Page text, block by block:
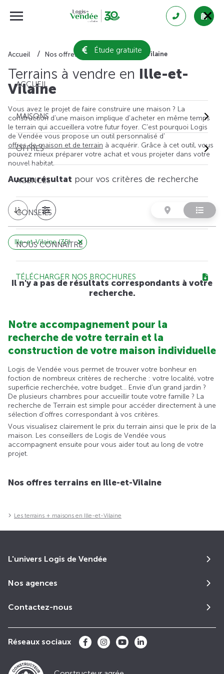
Étude gratuite
ACCUEIL
MAISONS
OFFRES
AGENCES
CONSEILS
NOUS CONNAÎTRE
TÉLÉCHARGER NOS BROCHURES
Accueil Nos offres de terrain Ille-et-Vilaine
Terrains à vendre en Ille-et-
Vilaine
Vous avez le projet de faire construire une maison ? La
construction d'une maison implique d'acheter en même temps
le terrain qui accueillera votre futur foyer. C'est pourquoi Logis
de Vendée vous propose un outil personnalisé d'
offres de maison et de terrain à acquérir. Grâce à cet outil, vous
pouvez mieux préparer votre achat et vous projeter dans votre
nouvel habitat.
Aucun résultat pour vos critères de recherche
Ille-et-Vilaine (35)
Il n'y a pas de résultats correspondants à votre
recherche.
Notre accompagnement pour la
recherche de votre terrain et la
construction de votre maison individuelle
Logis de Vendée vous permet de trouver votre bonheur en
foction de nombreux critères de recherche : votre localité, votre
superficie recherchée, votre budget... Envie d'un grand jardin ?
De plusieurs chambres pour accueillir toute votre famille ? La
recherche de Terrain est simple pour accéder directement à une
sélection d'offres correspondant à vos critères.
Vous visualisez clairement le prix du terrain ainsi que le prix de la
maison. Les conseillers de Logis de Vendée vous
accompagnent ensuite pour vous aider tout au long de votre
projet.
Nos offres terrains en Ille-et-Vilaine
Les terrains + maisons en Ille-et-Vilaine
L'univers Logis de Vendée
Nos agences
Contactez-nous
Réseaux sociaux